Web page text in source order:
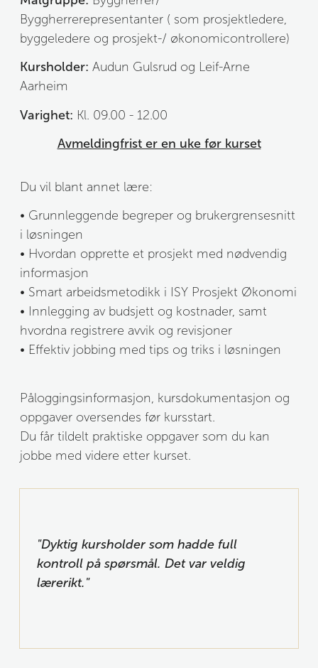
Byggherrerepresentanter ( som prosjektledere,
byggeledere og prosjekt-/ økonomicontrollere)
Kursholder: Audun Gulsrud og Leif-Arne
Aarheim
Varighet: Kl. 09.00 - 12.00
Avmeldingfrist er en uke før kurset
Du vil blant annet lære:
• Grunnleggende begreper og brukergrensesnitt
i løsningen
• Hvordan opprette et prosjekt med nødvendig
informasjon
• Smart arbeidsmetodikk i ISY Prosjekt Økonomi
• Innlegging av budsjett og kostnader, samt
hvordna registrere avvik og revisjoner
• Effektiv jobbing med tips og triks i løsningen
Påloggingsinformasjon, kursdokumentasjon og
oppgaver oversendes før kursstart.
Du får tildelt praktiske oppgaver som du kan
jobbe med videre etter kurset.
"Dyktig kursholder som hadde full
kontroll på spørsmål. Det var veldig
lærerikt."